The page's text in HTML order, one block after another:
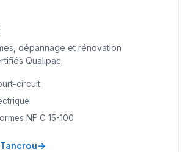
dépannage et rénovation
Qualipac.
circuit
NF C 15-100
→